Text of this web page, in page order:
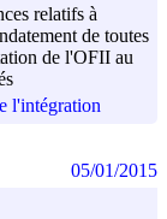
relatifs à
de toutes
de l'OFII au
l'intégration
05/01/2015